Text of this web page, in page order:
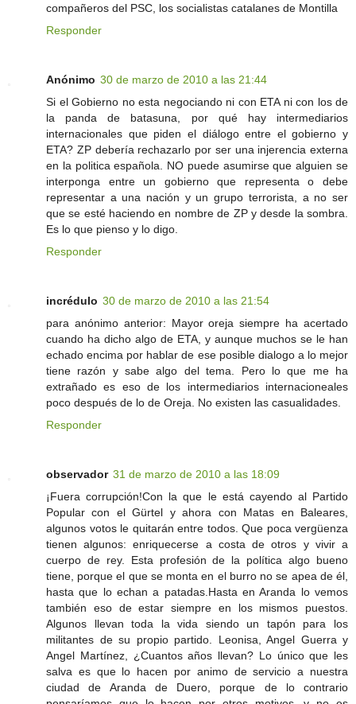
compañeros del PSC, los socialistas catalanes de Montilla
Responder
Anónimo 30 de marzo de 2010 a las 21:44
Si el Gobierno no esta negociando ni con ETA ni con los de
la panda de batasuna, por qué hay intermediarios
internacionales que piden el diálogo entre el gobierno y
ETA? ZP debería rechazarlo por ser una injerencia externa
en la politica española. NO puede asumirse que alguien se
interponga entre un gobierno que representa o debe
representar a una nación y un grupo terrorista, a no ser
que se esté haciendo en nombre de ZP y desde la sombra.
Es lo que pienso y lo digo.
Responder
incrédulo 30 de marzo de 2010 a las 21:54
para anónimo anterior: Mayor oreja siempre ha acertado
cuando ha dicho algo de ETA, y aunque muchos se le han
echado encima por hablar de ese posible dialogo a lo mejor
tiene razón y sabe algo del tema. Pero lo que me ha
extrañado es eso de los intermediarios internacioneales
poco después de lo de Oreja. No existen las casualidades.
Responder
observador 31 de marzo de 2010 a las 18:09
¡Fuera corrupción!Con la que le está cayendo al Partido
Popular con el Gürtel y ahora con Matas en Baleares,
algunos votos le quitarán entre todos. Que poca vergüenza
tienen algunos: enriquecerse a costa de otros y vivir a
cuerpo de rey. Esta profesión de la política algo bueno
tiene, porque el que se monta en el burro no se apea de él,
hasta que lo echan a patadas.Hasta en Aranda lo vemos
también eso de estar siempre en los mismos puestos.
Algunos llevan toda la vida siendo un tapón para los
militantes de su propio partido. Leonisa, Angel Guerra y
Angel Martínez, ¿Cuantos años llevan? Lo único que les
salva es que lo hacen por animo de servicio a nuestra
ciudad de Aranda de Duero, porque de lo contrario